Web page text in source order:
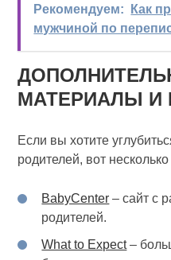
Рекомендуем:
Как
мужчиной по
МАТЕРИАЛЫ И
Если вы хотите
родителей, вот
BabyCenter – сайт с
родителей.
What to Expect–